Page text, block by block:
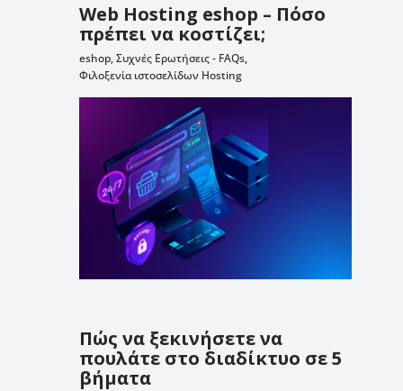
Web Hosting eshop – Πόσο
πρέπει να κοστίζει;
eshop,Συχνές Ερωτήσεις - FAQs,
Φιλοξενία ιστοσελίδων Hosting
Πώς να ξεκινήσετε να
πουλάτε στο διαδίκτυο σε 5
βήματα